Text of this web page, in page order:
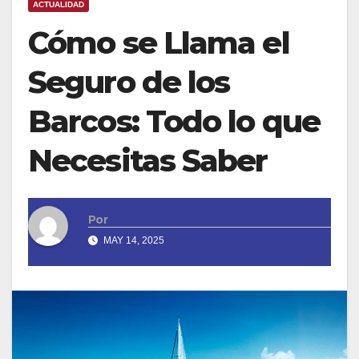
ACTUALIDAD
Cómo se Llama el
Seguro de los
Barcos: Todo lo que
Necesitas Saber
Por
MAY 14, 2025